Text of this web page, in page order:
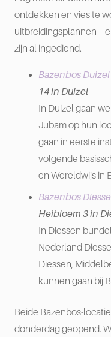
ontdekken en vies te
uitbreidingsplannen –
zijn al ingediend.
Bazenbos Duizel
14 in Duizel
In Duizel gaan
Jubam op hun
gaan in eerste
volgende
en Wereldwijs in
Bazenbos
Heibloem 3 in
In Diessen
Nederland
Diessen,
kunnen gaan bij
Beide Bazenbos-
donderdag geopend.